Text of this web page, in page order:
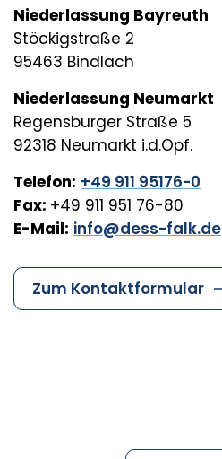
Niederlassung Bayreuth
Stöckigstraße 2
95463 Bindlach
Niederlassung Neumarkt
Regensburger Straße 5
92318 Neumarkt i.d.Opf.
Telefon: +49 911 95176-0
Fax: +49 911 951 76-80
E-Mail: info@dess-falk.de
Zum Kontaktformular